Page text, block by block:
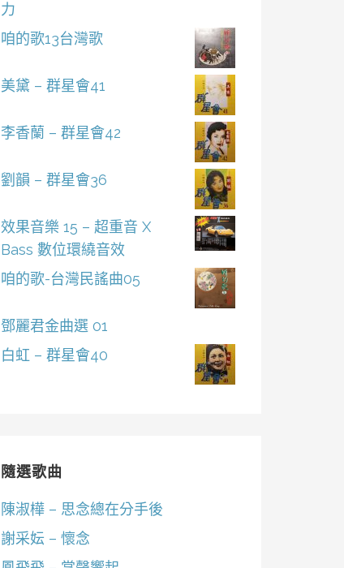
力
咱的歌13台灣歌
美黛 – 群星會41
李香蘭 – 群星會42
劉韻 – 群星會36
效果音樂 15 – 超重音 X
Bass 數位環繞音效
咱的歌-台灣民謠曲05
鄧麗君金曲選 01
白虹 – 群星會40
隨選歌曲
陳淑樺 – 思念總在分手後
謝采妘 – 懷念